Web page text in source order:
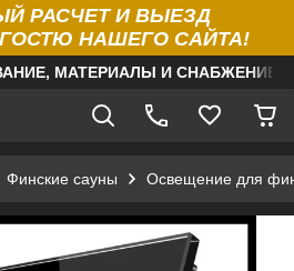
РАСЧЕТ И ВЫЕЗД
НАШЕГО САЙТА!
МАТЕРИАЛЫ И
Финские сауны Освещение для